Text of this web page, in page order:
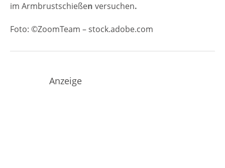
im Armbrustschießen versuchen.
Foto: ©ZoomTeam – stock.adobe.com
Anzeige